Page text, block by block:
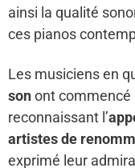
ainsi la qualité
ces pianos
Les musiciens en
sonont commencé
reconnaissant l’
artistes de
exprimé leur